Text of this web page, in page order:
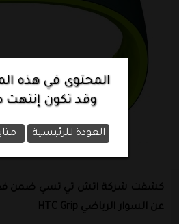
المحتوى في هذه
وقد تكون إنتهت
العودة للرئيسية
عن السوار الرياضي HTC Grip